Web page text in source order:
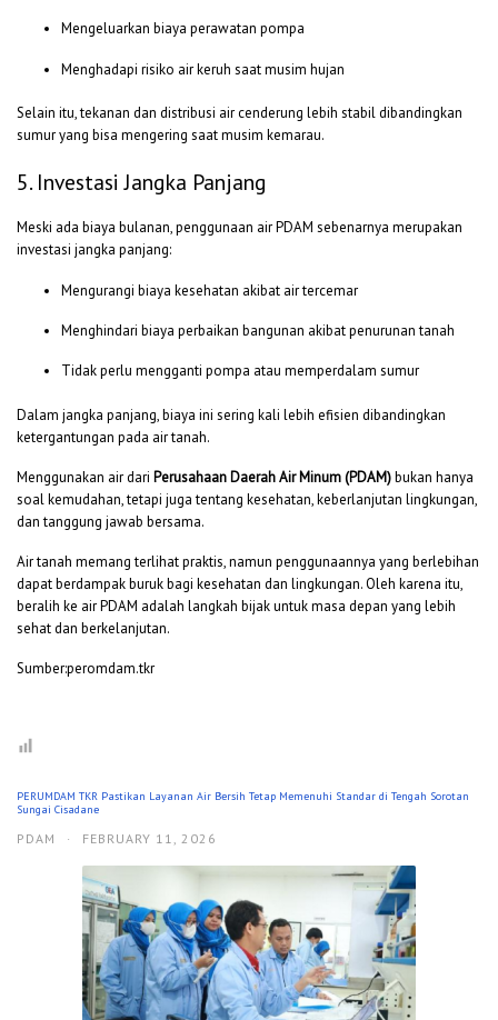
Mengeluarkan biaya perawatan pompa
Menghadapi risiko air keruh saat musim hujan
Selain itu, tekanan dan distribusi air cenderung lebih stabil dibandingkan
sumur yang bisa mengering saat musim kemarau.
5. Investasi Jangka Panjang
Meski ada biaya bulanan, penggunaan air PDAM sebenarnya merupakan
investasi jangka panjang:
Mengurangi biaya kesehatan akibat air tercemar
Menghindari biaya perbaikan bangunan akibat penurunan tanah
Tidak perlu mengganti pompa atau memperdalam sumur
Dalam jangka panjang, biaya ini sering kali lebih efisien dibandingkan
ketergantungan pada air tanah.
Menggunakan air dari Perusahaan Daerah Air Minum (PDAM)bukan hanya
soal kemudahan, tetapi juga tentang kesehatan, keberlanjutan lingkungan,
dan tanggung jawab bersama.
Air tanah memang terlihat praktis, namun penggunaannya yang berlebihan
dapat berdampak buruk bagi kesehatan dan lingkungan. Oleh karena itu,
beralih ke air PDAM adalah langkah bijak untuk masa depan yang lebih
sehat dan berkelanjutan.
Sumber:peromdam.tkr
PERUMDAM TKR Pastikan Layanan Air Bersih Tetap Memenuhi Standar di Tengah Sorotan
Sungai Cisadane
PDAM · FEBRUARY 11, 2026